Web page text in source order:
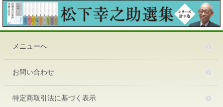
メニューへ
お問い合わせ
特定商取引法に基づく表示